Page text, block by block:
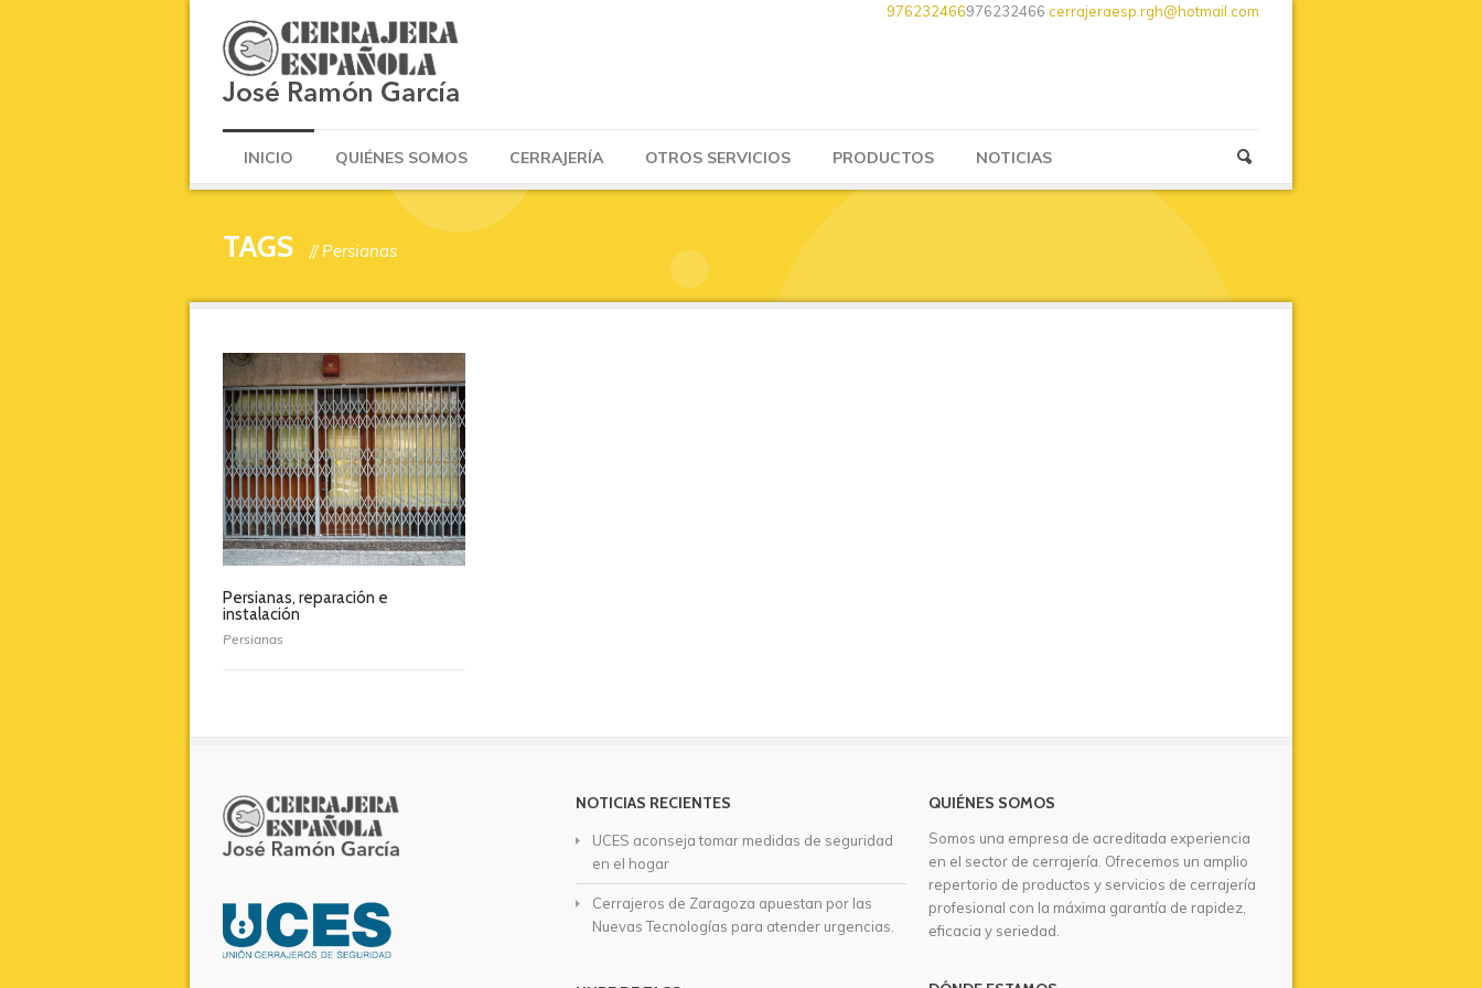
976232466976232466 cerrajeraesp.rgh@hotmail.com
INICIO QUIÉNES SOMOS CERRAJERÍA OTROS SERVICIOS PRODUCTOS NOTICIAS
TAGS // Persianas
Persianas, reparación e
instalación
Persianas
NOTICIAS RECIENTES
UCES aconseja tomar medidas de seguridad
en el hogar
Cerrajeros de Zaragoza apuestan por las
Nuevas Tecnologías para atender urgencias.
QUIÉNES SOMOS
Somos una empresa de acreditada experiencia
en el sector de cerrajería. Ofrecemos un amplio
repertorio de productos y servicios de cerrajería
profesional con la máxima garantía de rapidez,
eficacia y seriedad.